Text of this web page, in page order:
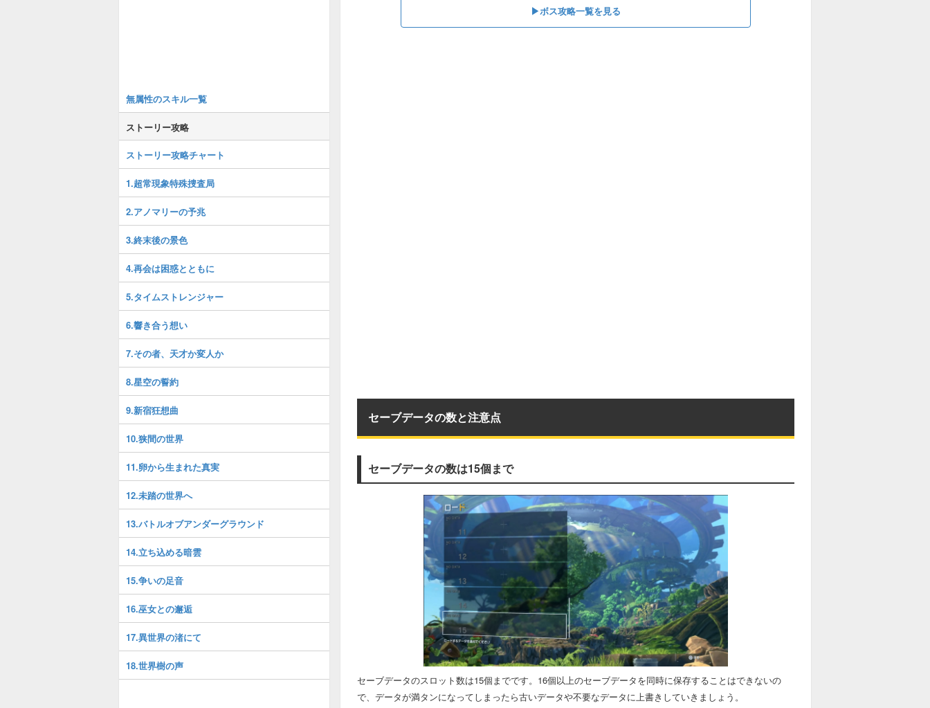
▶︎ボス攻略一覧を見る
セーブデータの数と注意点
セーブデータの数は15個まで
セーブデータのスロット数は15個までです。16個以上のセーブデータを同時に保存することはできないの
で、データが満タンになってしまったら古いデータや不要なデータに上書きしていきましょう。
無属性のスキル一覧
ストーリー攻略
ストーリー攻略チャート
1.超常現象特殊捜査局
2.アノマリーの予兆
3.終末後の景色
4.再会は困惑とともに
5.タイムストレンジャー
6.響き合う想い
7.その者、天才か変人か
8.星空の誓約
9.新宿狂想曲
10.狭間の世界
11.卵から生まれた真実
12.未踏の世界へ
13.バトルオブアンダーグラウンド
14.立ち込める暗雲
15.争いの足音
16.巫女との邂逅
17.異世界の渚にて
18.世界樹の声